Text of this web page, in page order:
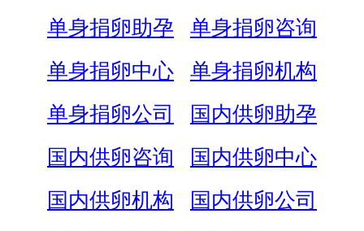
单身捐卵助孕
单身捐卵咨询
单身捐卵中心
单身捐卵机构
单身捐卵公司
国内供卵助孕
国内供卵咨询
国内供卵中心
国内供卵机构
国内供卵公司